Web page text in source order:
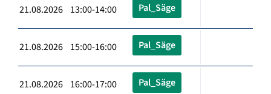
21.08.2026 13:00-14:00 Pal_Säge
21.08.2026 15:00-16:00 Pal_Säge
21.08.2026 16:00-17:00 Pal_Säge